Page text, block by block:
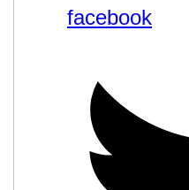
facebook